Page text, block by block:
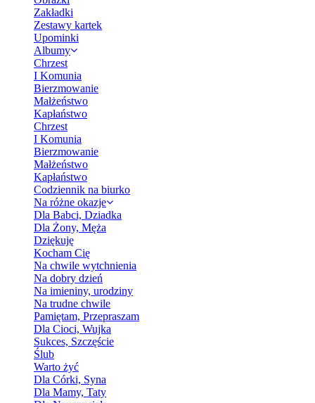
Zakładki
Zestawy kartek
Upominki
Albumy
Chrzest
I Komunia
Bierzmowanie
Małżeństwo
Kapłaństwo
Chrzest
I Komunia
Bierzmowanie
Małżeństwo
Kapłaństwo
Codziennik na biurko
Na różne okazje
Dla Babci, Dziadka
Dla Żony, Męża
Dziękuję
Kocham Cię
Na chwile wytchnienia
Na dobry dzień
Na imieniny, urodziny
Na trudne chwile
Pamiętam, Przepraszam
Dla Cioci, Wujka
Sukces, Szczęście
Ślub
Warto żyć
Dla Córki, Syna
Dla Mamy, Taty